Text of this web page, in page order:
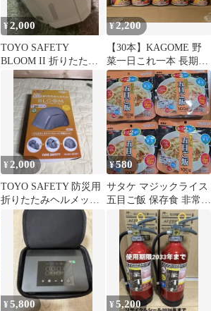
¥2,000
TOYO SAFETY
BLOOM II 折りたたみ
防災ヘルメット
¥2,200
【30本】KAGOME 野
菜一日これ一本 長期保
存用 190g×30缶
¥2,000
TOYO SAFETY 防災用
折りたたみヘルメット
BLOOM No.100
¥580
サタケ マジックライス
五目ご飯 保存食 非常
食 4袋
¥5,800 ¥5,200